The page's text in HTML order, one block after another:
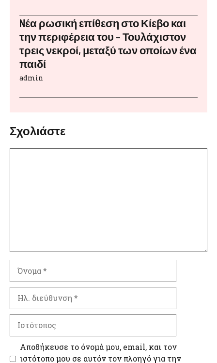
Nέα ρωσική επίθεση στο Κίεβο και
την περιφέρεια του – Τουλάχιστον
τρεις νεκροί, μεταξύ των οποίων ένα
παιδί
admin
Σχολιάστε
διεύθυνση
Αποθήκευσε το όνομά μου, email, και τον
ιστότοπο μου σε αυτόν τον πλοηγό για την